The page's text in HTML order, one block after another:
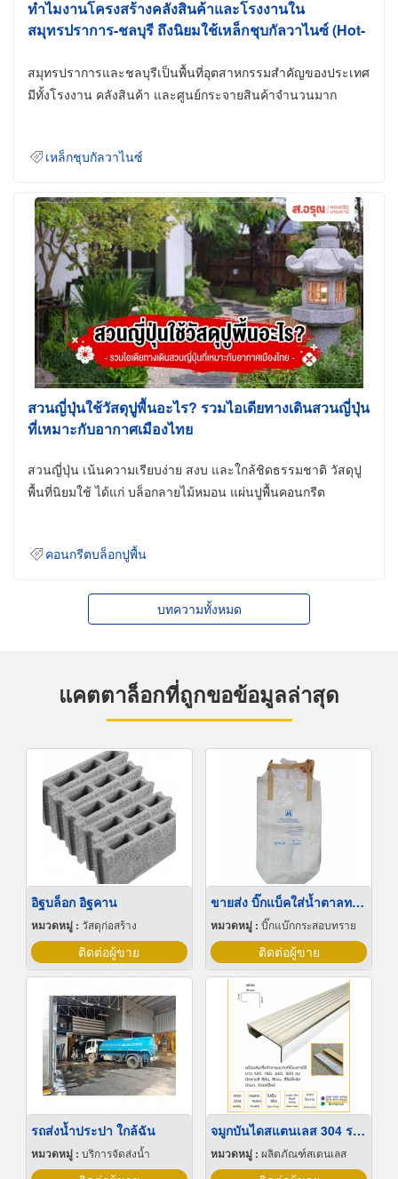
ทำไมงานโครงสร้างคลังสินค้าและโรงงานใน
สมุทรปราการ-ชลบุรี ถึงนิยมใช้เหล็กชุบกัลวาไนซ์ (Hot-
สมุทรปราการและชลบุรีเป็นพื้นที่อุตสาหกรรมสำคัญของประเทศ
มีทั้งโรงงาน คลังสินค้า และศูนย์กระจายสินค้าจำนวนมาก
เหล็กชุบกัลวาไนซ์
สวนญี่ปุ่นใช้วัสดุปูพื้นอะไร? รวมไอเดียทางเดินสวนญี่ปุ่น
ที่เหมาะกับอากาศเมืองไทย
สวนญี่ปุ่น เน้นความเรียบง่าย สงบ และใกล้ชิดธรรมชาติ วัสดุปู
พื้นที่นิยมใช้ ได้แก่ บล็อกลายไม้หมอน แผ่นปูพื้นคอนกรีต
คอนกรีตบล็อกปูพื้น
บทความทั้งหมด
แคตตาล็อกที่ถูกขอข้อมูลล่าสุด
อิฐบล็อก อิฐคาน
หมวดหมู่ : วัสดุก่อสร้าง
ติดต่อผู้ขาย
ขายส่ง บิ๊กแบ็คใส่น้ำตาลทราย สมุทรปราการ
หมวดหมู่ : บิ๊กแบ๊กกระสอบทราย
ติดต่อผู้ขาย
รถส่งน้ำประปา ใกล้ฉัน
หมวดหมู่ : บริการจัดส่งน้ำ
จมูกบันไดสแตนเลส 304 ราคาโรงงาน
หมวดหมู่ : ผลิตภัณฑ์สเตนเลส